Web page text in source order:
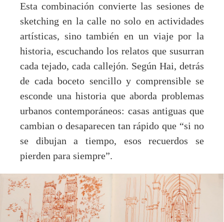
Esta combinación convierte las sesiones de
sketching en la calle no solo en actividades
artísticas, sino también en un viaje por la
historia, escuchando los relatos que susurran
cada tejado, cada callejón. Según Hai, detrás
de cada boceto sencillo y comprensible se
esconde una historia que aborda problemas
urbanos contemporáneos: casas antiguas que
cambian o desaparecen tan rápido que “si no
se dibujan a tiempo, esos recuerdos se
pierden para siempre”.